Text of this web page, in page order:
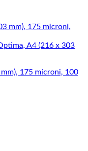
175 microni, 100